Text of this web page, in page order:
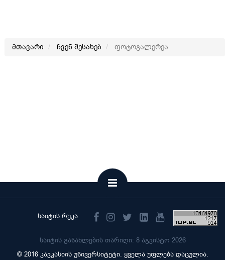
მთავარი ჩვენ შესახებ ფოტოგალერეა
საიტის რუკა
საიტის განახლების თარიღი: 8 აგვისტო 2026
© 2016 კავკასიის უნივერსიტეტი. ყველა უფლება დაცულია.